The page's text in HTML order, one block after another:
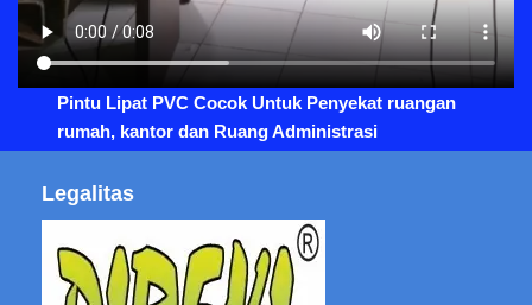
Pintu Lipat PVC Cocok Untuk Penyekat ruangan
rumah, kantor dan Ruang Administrasi
Legalitas